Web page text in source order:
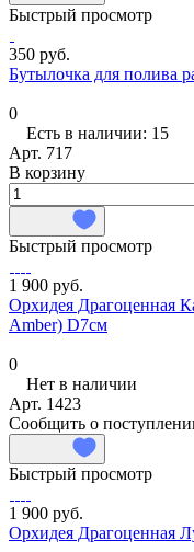
Быстрый просмотр
350 руб.
Бутылочка для полива
0
Есть в наличии: 15
Арт. 717
В корзину
Быстрый просмотр
1 900 руб.
Орхидея Драгоценная
Amber) D7см
0
Нет в наличии
Арт. 1423
Сообщить о
Быстрый просмотр
1 900 руб.
Орхидея Драгоценная